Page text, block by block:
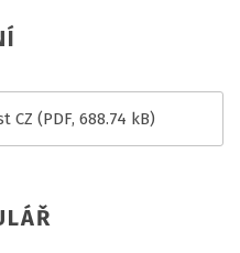
CZ (PDF, 688.74 kB)